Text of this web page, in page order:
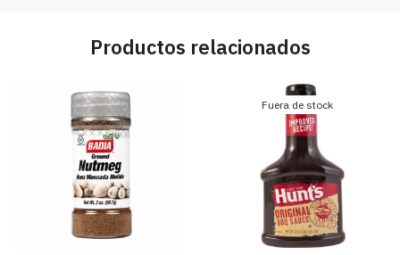
Productos relacionados
Fuera de stock